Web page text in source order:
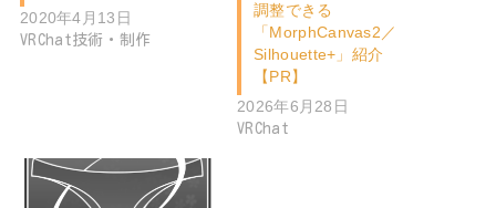
2020年4月13日
VRChat技術・制作
調整できる
「MorphCanvas2／
Silhouette+」紹介
【PR】
2026年6月28日
VRChat